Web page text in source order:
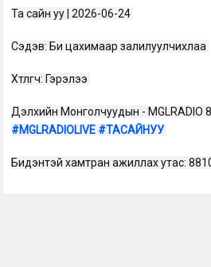
Та сайн уу | 2026-06-24
Сэдэв: Би цахимаар залилуулчихлаа
Хөтлөгч: Гэрэлээ
#MGLRADIOLIVE #ТАСАЙНУУ
Бидэнтэй хамтран ажиллах утас: